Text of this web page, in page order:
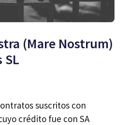
(Mare Nostrum)
SL
suscritos con
crédito fue con SA